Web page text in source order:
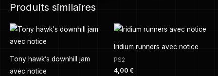
Produits similaires
Tony hawk’s downhill jam
avec notice
Iridium runners avec notice
PS2
4,00 €